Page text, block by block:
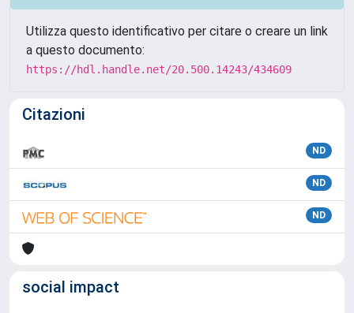
Utilizza questo identificativo per citare o creare un link
a questo documento:
https://hdl.handle.net/20.500.14243/434609
Citazioni
ND
ND
ND
social impact